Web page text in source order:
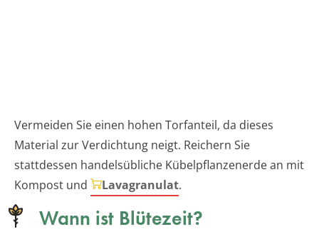
Vermeiden Sie einen hohen Torfanteil, da dieses
Material zur Verdichtung neigt. Reichern Sie
stattdessen handelsübliche Kübelpflanzenerde an mit
Kompost und
Lavagranulat.
Wann ist Blütezeit?